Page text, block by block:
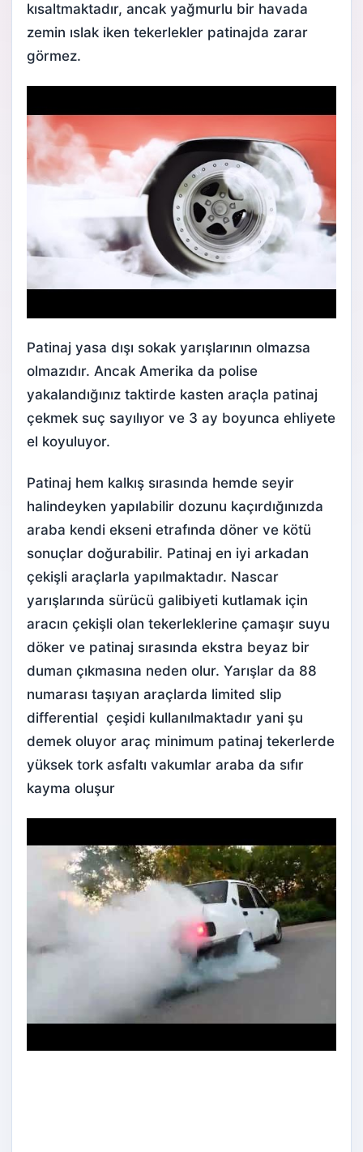
kısaltmaktadır, ancak yağmurlu bir havada
zemin ıslak iken tekerlekler patinajda zarar
görmez.
Patinaj yasa dışı sokak yarışlarının olmazsa
olmazıdır. Ancak Amerika da polise
yakalandığınız taktirde kasten araçla patinaj
çekmek suç sayılıyor ve 3 ay boyunca ehliyete
el koyuluyor.
Patinaj hem kalkış sırasında hemde seyir
halindeyken yapılabilir dozunu kaçırdığınızda
araba kendi ekseni etrafında döner ve kötü
sonuçlar doğurabilir. Patinaj en iyi arkadan
çekişli araçlarla yapılmaktadır. Nascar
yarışlarında sürücü galibiyeti kutlamak için
aracın çekişli olan tekerleklerine çamaşır suyu
döker ve patinaj sırasında ekstra beyaz bir
duman çıkmasına neden olur. Yarışlar da 88
numarası taşıyan araçlarda limited slip
differential çeşidi kullanılmaktadır yani şu
demek oluyor araç minimum patinaj tekerlerde
yüksek tork asfaltı vakumlar araba da sıfır
kayma oluşur